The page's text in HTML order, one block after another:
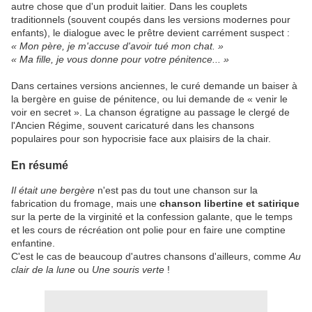
autre chose que d'un produit laitier. Dans les couplets
traditionnels (souvent coupés dans les versions modernes pour
enfants), le dialogue avec le prêtre devient carrément suspect :
« Mon père, je m'accuse d'avoir tué mon chat. »
« Ma fille, je vous donne pour votre pénitence... »
​Dans certaines versions anciennes, le curé demande un baiser à
la bergère en guise de pénitence, ou lui demande de « venir le
voir en secret ». La chanson égratigne au passage le clergé de
l'Ancien Régime, souvent caricaturé dans les chansons
populaires pour son hypocrisie face aux plaisirs de la chair.
​En résumé
Il était une bergère n'est pas du tout une chanson sur la
fabrication du fromage, mais une chanson libertine et satirique
sur la perte de la virginité et la confession galante, que le temps
et les cours de récréation ont polie pour en faire une comptine
enfantine.
​C'est le cas de beaucoup d'autres chansons d'ailleurs, comme Au
clair de la lune ou Une souris verte !